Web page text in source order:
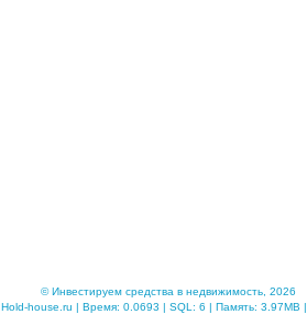
© Инвестируем средства в недвижимость, 2026
Hold-house.ru | Время: 0.0693 | SQL: 6 | Память: 3.97MB |